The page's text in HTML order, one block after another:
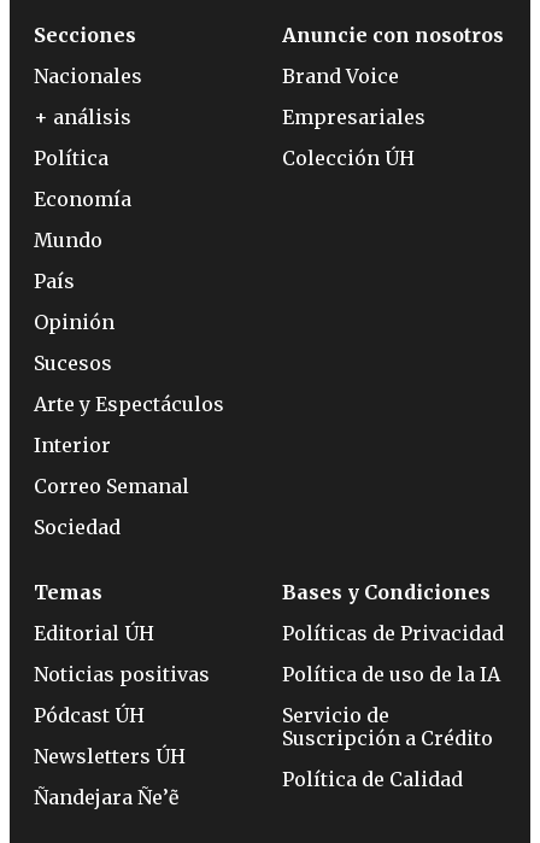
Secciones
Nacionales
+ análisis
Política
Economía
Mundo
País
Opinión
Sucesos
Arte y Espectáculos
Interior
Correo Semanal
Sociedad
Anuncie con nosotros
Brand Voice
Empresariales
Colección ÚH
Temas
Editorial ÚH
Noticias positivas
Pódcast ÚH
Newsletters ÚH
Ñandejara Ñe’ẽ
Bases y Condiciones
Políticas de Privacidad
Política de uso de la IA
Servicio de
Suscripción a Crédito
Política de Calidad